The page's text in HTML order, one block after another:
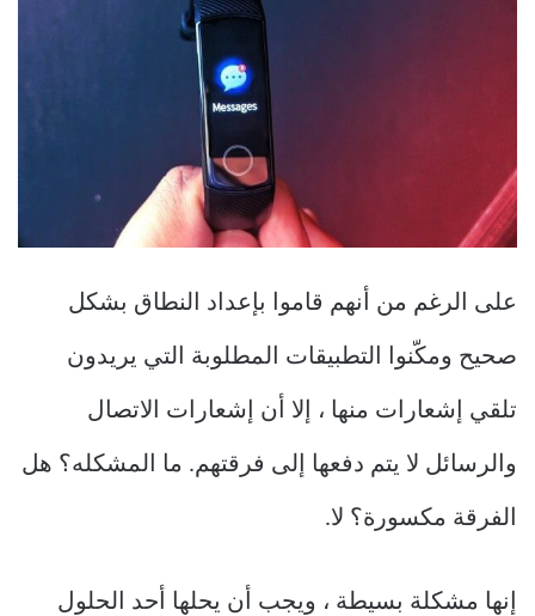
على الرغم من أنهم قاموا بإعداد النطاق بشكل
صحيح ومكّنوا التطبيقات المطلوبة التي يريدون
تلقي إشعارات منها ، إلا أن إشعارات الاتصال
والرسائل لا يتم دفعها إلى فرقتهم. ما المشكله؟ هل
الفرقة مكسورة؟ لا.
إنها مشكلة بسيطة ، ويجب أن يحلها أحد الحلول